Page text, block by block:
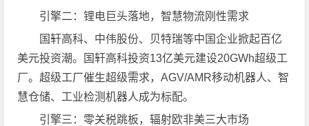
引擎二：锂电巨头落地，智慧物流刚性需求
国轩高科、中伟股份、贝特瑞等中国企业掀起百亿
美元投资潮。国轩高科投资13亿美元建设20GWh超级工
厂。超级工厂催生超级需求，AGV/AMR移动机器人、智
慧仓储、工业检测机器人成为标配。
引擎三：零关税跳板，辐射欧非美三大市场